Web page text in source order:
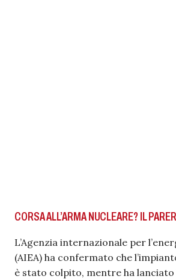
CORSA ALL’ARMA NUCLEARE? IL
L’Agenzia internazionale per
(AIEA) ha confermato che
è stato colpito, mentre ha lanciato